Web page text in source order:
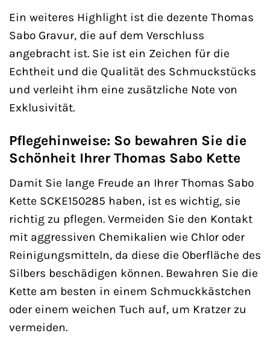
Ein weiteres Highlight ist die dezente Thomas
Sabo Gravur, die auf dem Verschluss
angebracht ist. Sie ist ein Zeichen für die
Echtheit und die Qualität des Schmuckstücks
und verleiht ihm eine zusätzliche Note von
Exklusivität.
Pflegehinweise: So bewahren Sie die
Schönheit Ihrer Thomas Sabo Kette
Damit Sie lange Freude an Ihrer Thomas Sabo
Kette SCKE150285 haben, ist es wichtig, sie
richtig zu pflegen. Vermeiden Sie den Kontakt
mit aggressiven Chemikalien wie Chlor oder
Reinigungsmitteln, da diese die Oberfläche des
Silbers beschädigen können. Bewahren Sie die
Kette am besten in einem Schmuckkästchen
oder einem weichen Tuch auf, um Kratzer zu
vermeiden.